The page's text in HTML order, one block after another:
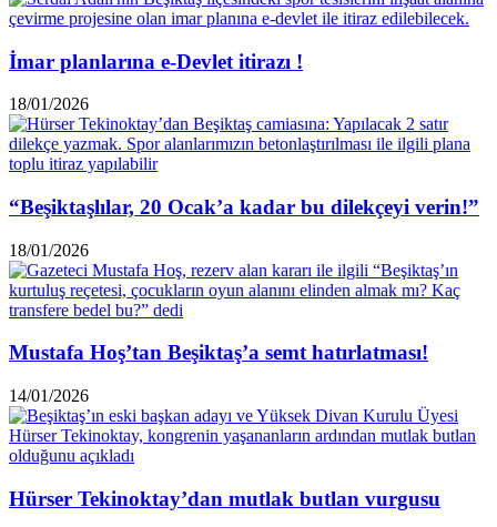
İmar planlarına e-Devlet itirazı !
18/01/2026
“Beşiktaşlılar, 20 Ocak’a kadar bu dilekçeyi verin!”
18/01/2026
Mustafa Hoş’tan Beşiktaş’a semt hatırlatması!
14/01/2026
Hürser Tekinoktay’dan mutlak butlan vurgusu